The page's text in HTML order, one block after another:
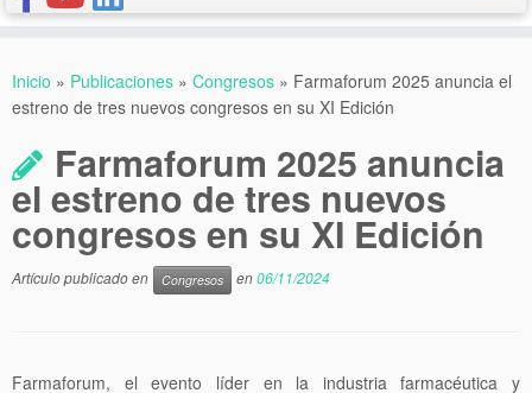
CONÓCENOS
PUBLICACIONES
CONTACTO
Inicio » Publicaciones » Congresos » Farmaforum 2025 anuncia el
estreno de tres nuevos congresos en su XI Edición
Farmaforum 2025 anuncia
el estreno de tres nuevos
congresos en su XI Edición
Artículo publicado en Congresos en06/11/2024
Farmaforum, el evento líder en la industria farmacéutica y